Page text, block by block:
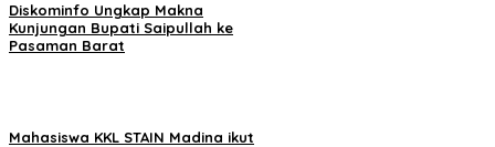
Diskominfo Ungkap Makna
Kunjungan Bupati Saipullah ke
Pasaman Barat
Mahasiswa KKL STAIN Madina ikut